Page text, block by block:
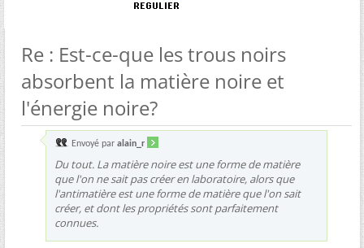
Re : Est-ce-que les trous noirs
absorbent la matière noire et
l'énergie noire?
Envoyé par alain_r
Du tout. La matière noire est une forme de matière
que l'on ne sait pas créer en laboratoire, alors que
l'antimatière est une forme de matière que l'on sait
créer, et dont les propriétés sont parfaitement
connues.